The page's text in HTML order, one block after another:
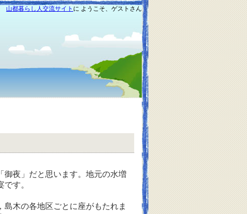
山都暮らし人交流サイト に ようこそ、ゲストさん
夜」だと思います。地元の水増
す。
木の各地区ごとに座がもたれま